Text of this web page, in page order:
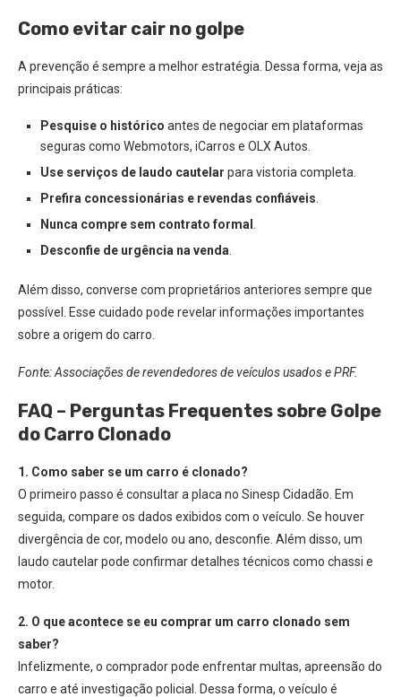
Como evitar cair no golpe
A prevenção é sempre a melhor estratégia. Dessa forma, veja as
principais práticas:
Pesquise o histórico antes de negociar em plataformas
seguras como Webmotors, iCarros e OLX Autos.
Use serviços de laudo cautelar para vistoria completa.
Prefira concessionárias e revendas confiáveis
Nunca compre sem contrato formal
Desconfie de urgência na venda
Além disso, converse com proprietários anteriores sempre que
possível. Esse cuidado pode revelar informações importantes
sobre a origem do carro.
Fonte: Associações de revendedores de veículos usados e PRF.
FAQ – Perguntas Frequentes sobre Golpe
do Carro Clonado
1. Como saber se um carro é clonado?
O primeiro passo é consultar a placa no Sinesp Cidadão. Em
seguida, compare os dados exibidos com o veículo. Se houver
divergência de cor, modelo ou ano, desconfie. Além disso, um
laudo cautelar pode confirmar detalhes técnicos como chassi e
motor.
2. O que acontece se eu comprar um carro clonado sem
saber?
Infelizmente, o comprador pode enfrentar multas, apreensão do
carro e até investigação policial. Dessa forma, o veículo é